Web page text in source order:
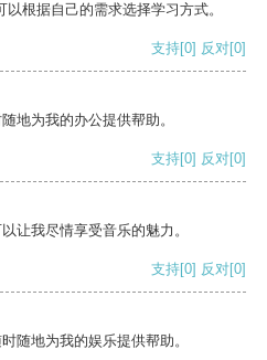
根据自己的需求选择学习方式。
支持[0] 反对[0]
地为我的办公提供帮助。
支持[0] 反对[0]
让我尽情享受音乐的魅力。
支持[0] 反对[0]
随地为我的娱乐提供帮助。